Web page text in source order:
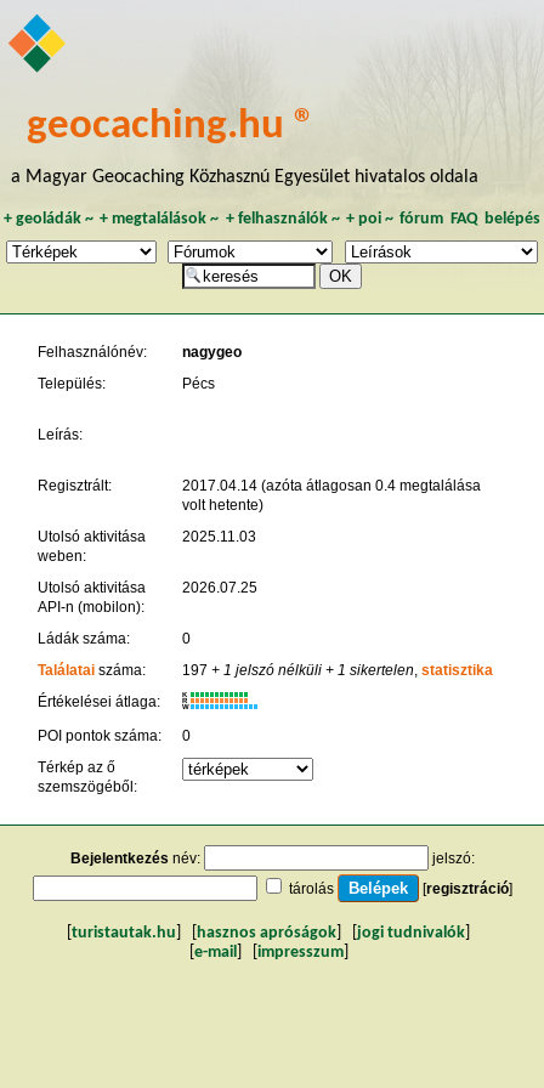
geocaching.hu ®
a Magyar Geocaching Közhasznú Egyesület hivatalos oldala
+ geoládák~ +megtalálások ~ + felhasználók~ + poi~ fórum FAQ belépés
Felhasználónév:
nagygeo
Település:
Pécs
Leírás:
Regisztrált:
2017.04.14 (azóta átlagosan 0.4 megtalálása
volt hetente)
Utolsó aktivitása
weben:
2025.11.03
Utolsó aktivitása
API-n (mobilon):
2026.07.25
Ládák száma:
0
Találataiszáma: 197 + 1 jelszó nélküli+ 1 sikertelen statisztika
Értékelései átlaga:
K
R
W
POI pontok száma:
0
Térkép az ő
szemszögéből:
Bejelentkezés név:
jelszó:
tárolás
[regisztráció]
turistautak.hu hasznos apróságok jogi tudnivalók
e-mail impresszum]